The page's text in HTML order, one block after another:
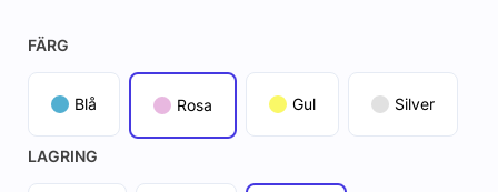
FÄRG
Blå Rosa Gul Silver
LAGRING